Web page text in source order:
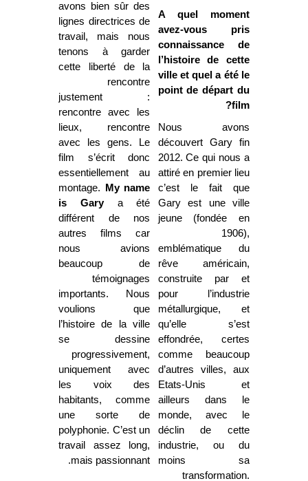
A quel moment
avez-vous pris
connaissance de
l’histoire de cette
ville et quel a été le
point de départ du
film?
Nous avons
découvert Gary fin
2012. Ce qui nous a
attiré en premier lieu
c’est le fait que
Gary est une ville
jeune (fondée en
1906),
emblématique du
rêve américain,
construite par et
pour l’industrie
métallurgique, et
qu’elle s’est
effondrée, certes
comme beaucoup
d’autres villes, aux
Etats-Unis et
ailleurs dans le
monde, avec le
déclin de cette
industrie, ou du
moins sa
transformation.
avons bien sûr des
lignes directrices de
travail, mais nous
tenons à garder
cette liberté de la
rencontre
justement :
rencontre avec les
lieux, rencontre
avec les gens. Le
film s’écrit donc
essentiellement au
montage.
My name
is Garya été
différent de nos
autres films car
nous avions
beaucoup de
témoignages
importants. Nous
voulions que
l’histoire de la ville
se dessine
progressivement,
uniquement avec
les voix des
habitants, comme
une sorte de
polyphonie. C’est un
travail assez long,
mais passionnant.